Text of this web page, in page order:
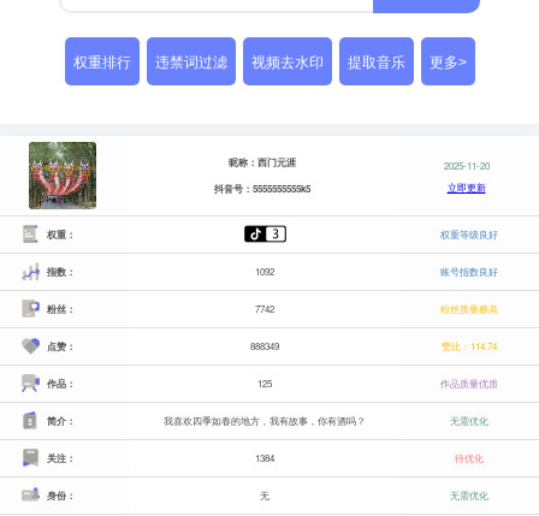
权重排行 违禁词过滤 视频去水印 提取音乐 更多>
昵称：西门元涯
抖音号：5555555555k5
2025-11-20
立即更新
权重： 权重等级良好
指数： 1092 账号指数良好
粉丝： 7742 粉丝质量极高
点赞： 888349 赞比：114.74
作品： 125 作品质量优质
简介： 我喜欢四季如春的地方，我有故事，你有酒吗？ 无需优化
关注： 1384 待优化
身份： 无 无需优化